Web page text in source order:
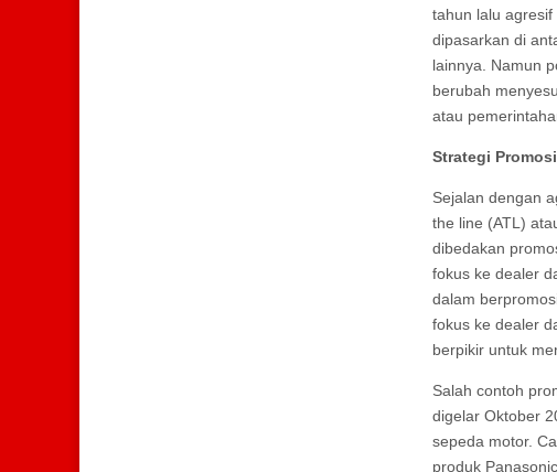
tahun lalu
dipasarkan di
lainnya. Namun
berubah
atau
Strategi Promosi
Sejalan dengan
the line (ATL)
dibedakan
fokus ke dealer
dalam
fokus ke dealer
berpikir untuk
Salah contoh
digelar Oktober
sepeda motor.
produk